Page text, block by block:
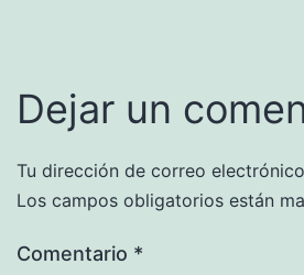
Dejar un
Tu dirección de correo
Los campos obligatorios están
Comentario *